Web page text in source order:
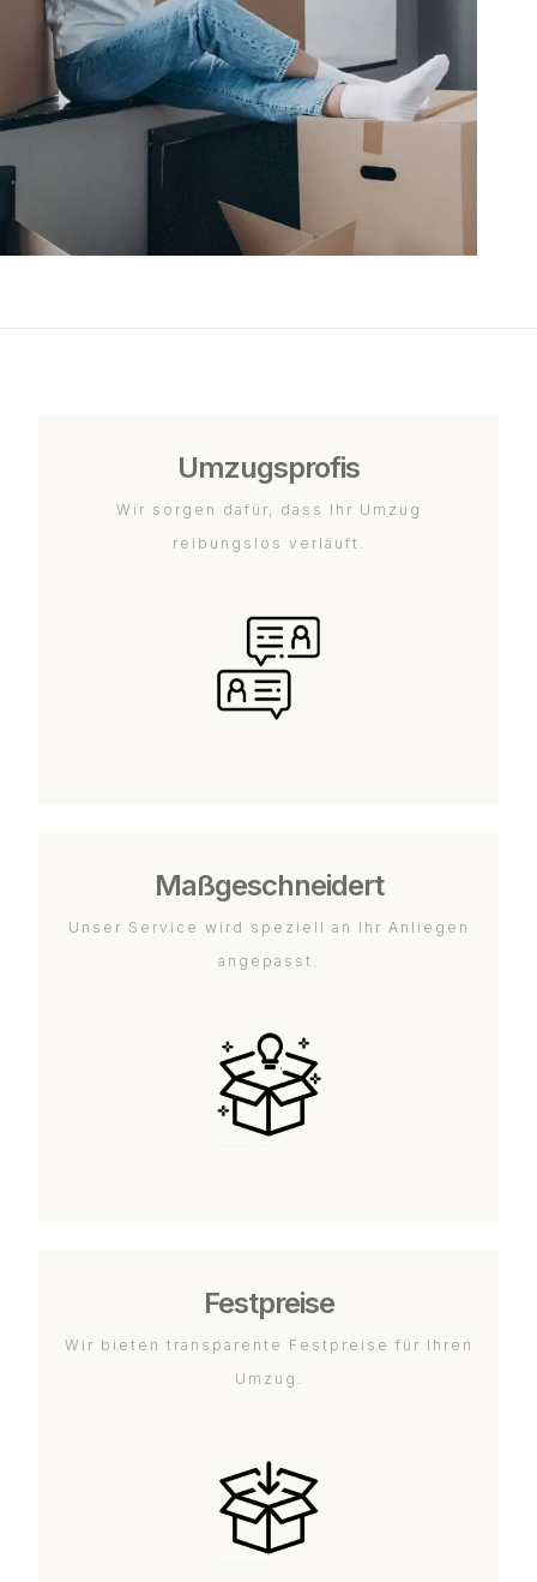
Umzugsprofis
Wir sorgen dafür, dass Ihr Umzug
reibungslos verläuft.
Maßgeschneidert
Unser Service wird speziell an Ihr Anliegen
angepasst.
Festpreise
Wir bieten transparente Festpreise für Ihren
Umzug.